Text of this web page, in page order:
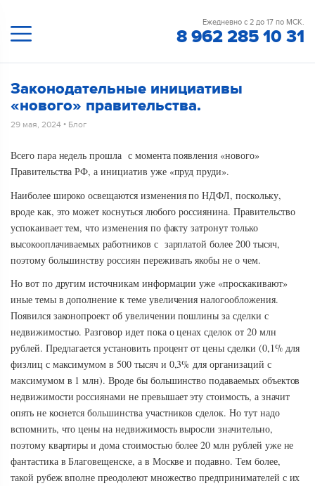
Ежедневно с 2 до 17 по МСК.
8 962 285 10 31
Законодательные инициативы
«нового» правительства.
29 мая, 2024 • Блог
Всего пара недель прошла с момента появления «нового»
Правительства РФ, а инициатив уже «пруд пруди».
Наиболее широко освещаются изменения по НДФЛ, поскольку,
вроде как, это может коснуться любого россиянина. Правительство
успокаивает тем, что изменения по факту затронут только
высокооплачиваемых работников с зарплатой более 200 тысяч,
поэтому большинству россиян переживать якобы не о чем.
Но вот по другим источникам информации уже «проскакивают»
иные темы в дополнение к теме увеличения налогообложения.
Появился законопроект об увеличении пошлины за сделки с
недвижимостью. Разговор идет пока о ценах сделок от 20 млн
рублей. Предлагается установить процент от цены сделки (0,1% для
физлиц с максимумом в 500 тысяч и 0,3% для организаций с
максимумом в 1 млн). Вроде бы большинство подаваемых объектов
недвижимости россиянами не превышает эту стоимость, а значит
опять не коснется большинства участников сделок. Но тут надо
вспомнить, что цены на недвижимость выросли значительно,
поэтому квартиры и дома стоимостью более 20 млн рублей уже не
фантастика в Благовещенске, а в Москве и подавно. Тем более,
такой рубеж вполне преодолеют множество предпринимателей с их